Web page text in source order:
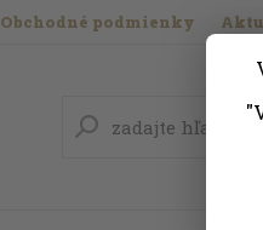
Obchodné podmienky